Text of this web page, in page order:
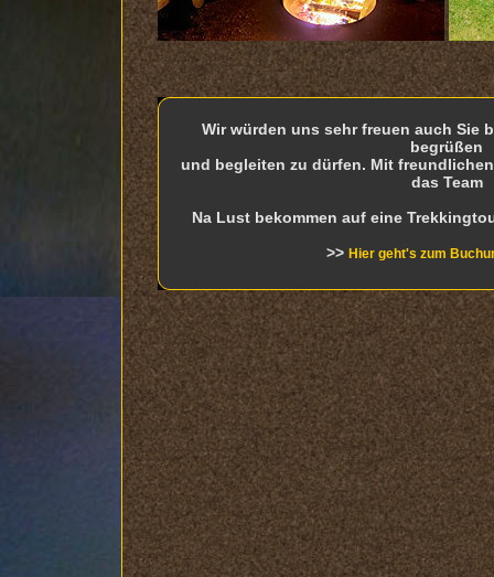
Wir würden uns sehr freuen auch Sie
begrüßen
und begleiten zu dürfen. Mit
das Team
Na Lust bekommen auf eine
>> Hier geht's zum